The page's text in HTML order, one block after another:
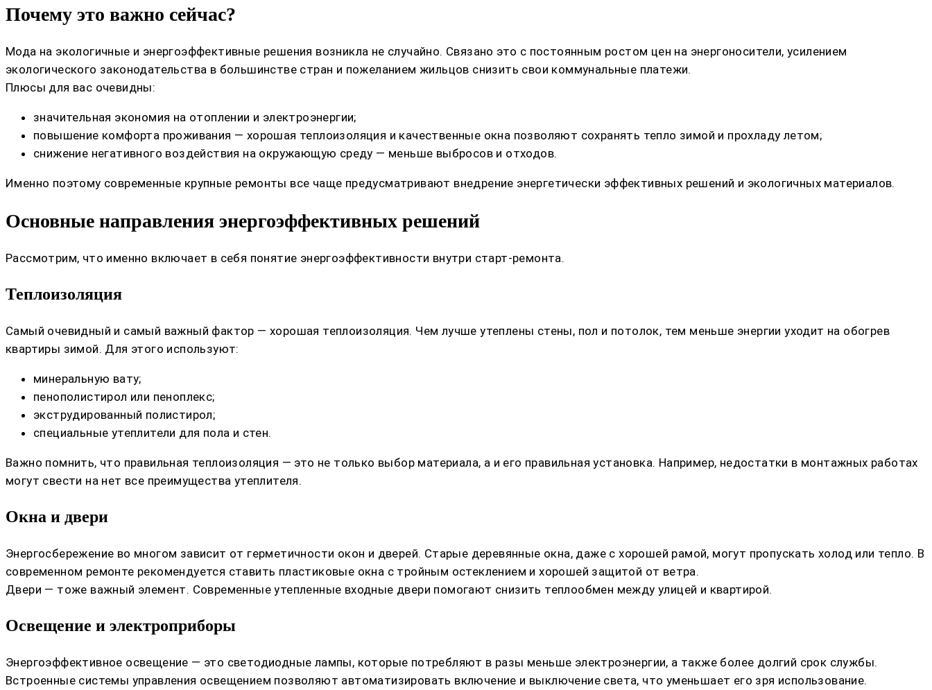
Почему это важно сейчас?
Мода на экологичные и энергоэффективные решения возникла не случайно. Связано это с постоянным ростом цен на энергоносители, усилением
экологического законодательства в большинстве стран и пожеланием жильцов снизить свои коммунальные платежи.
Плюсы для вас очевидны:
значительная экономия на отоплении и электроэнергии;
повышение комфорта проживания — хорошая теплоизоляция и качественные окна позволяют сохранять тепло зимой и прохладу летом;
снижение негативного воздействия на окружающую среду — меньше выбросов и отходов.
Именно поэтому современные крупные ремонты все чаще предусматривают внедрение энергетически эффективных решений и экологичных материалов.
Основные направления энергоэффективных решений
Рассмотрим, что именно включает в себя понятие энергоэффективности внутри старт-ремонта.
Теплоизоляция
Самый очевидный и самый важный фактор — хорошая теплоизоляция. Чем лучше утеплены стены, пол и потолок, тем меньше энергии уходит на обогрев
квартиры зимой. Для этого используют:
минеральную вату;
пенополистирол или пеноплекс;
экструдированный полистирол;
специальные утеплители для пола и стен.
Важно помнить, что правильная теплоизоляция — это не только выбор материала, а и его правильная установка. Например, недостатки в монтажных работах
могут свести на нет все преимущества утеплителя.
Окна и двери
Энергосбережение во многом зависит от герметичности окон и дверей. Старые деревянные окна, даже с хорошей рамой, могут пропускать холод или тепло. В
современном ремонте рекомендуется ставить пластиковые окна с тройным остеклением и хорошей защитой от ветра.
Двери — тоже важный элемент. Современные утепленные входные двери помогают снизить теплообмен между улицей и квартирой.
Освещение и электроприборы
Энергоэффективное освещение — это светодиодные лампы, которые потребляют в разы меньше электроэнергии, а также более долгий срок службы.
Встроенные системы управления освещением позволяют автоматизировать включение и выключение света, что уменьшает его зря использование.